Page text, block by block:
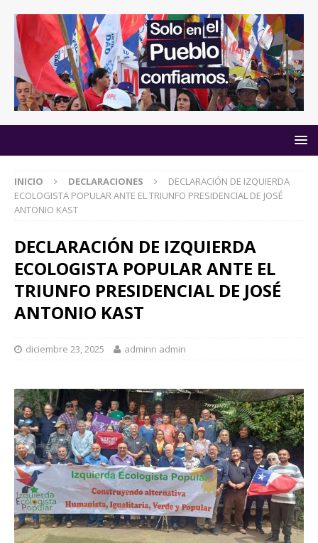
INICIO DECLARACIONES
DECLARACIÓN DE IZQUIERDA
ECOLOGISTA POPULAR ANTE EL TRIUNFO PRESIDENCIAL DE JOSÉ
ANTONIO KAST
DECLARACIÓN DE IZQUIERDA
ECOLOGISTA POPULAR ANTE EL
TRIUNFO PRESIDENCIAL DE JOSÉ
ANTONIO KAST
diciembre 23, 2025 adminn admin